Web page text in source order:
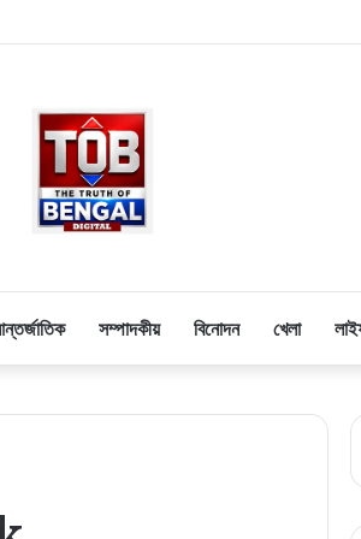
নাকি নিরাপত্তার বিশেষ বার্তা?
সম্পাদকীয় বিনোদন খেলা